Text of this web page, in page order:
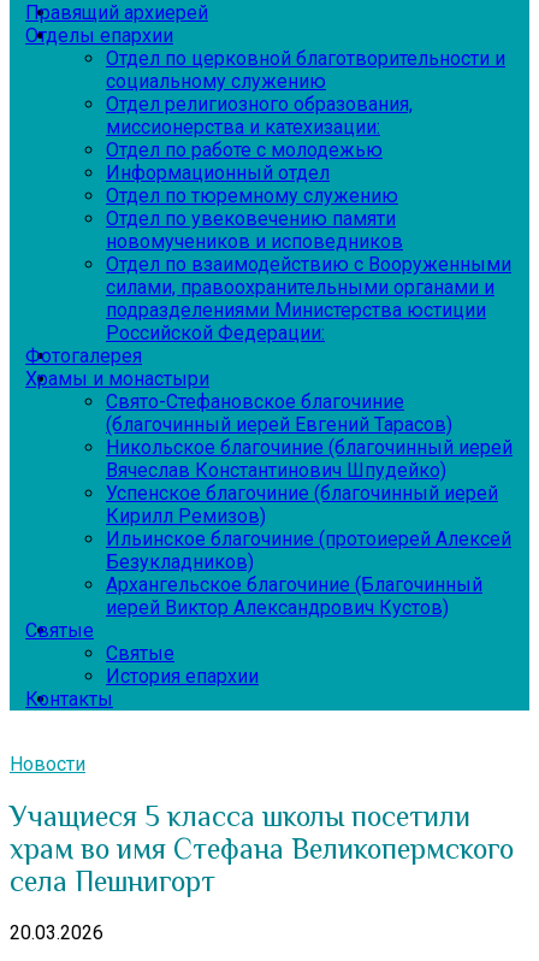
Правящий архиерей
Отделы епархии
Отдел по церковной благотворительности и
социальному служению
Отдел религиозного образования,
миссионерства и катехизации:
Отдел по работе с молодежью
Информационный отдел
Отдел по тюремному служению
Отдел по увековечению памяти
новомучеников и исповедников
Отдел по взаимодействию с Вооруженными
силами, правоохранительными органами и
подразделениями Министерства юстиции
Российской Федерации:
Фотогалерея
Храмы и монастыри
Свято-Стефановское благочиние
(благочинный иерей Евгений Тарасов)
Никольское благочиние (благочинный иерей
Вячеслав Константинович Шпудейко)
Успенское благочиние (благочинный иерей
Кирилл Ремизов)
Ильинское благочиние (протоиерей Алексей
Безукладников)
Архангельское благочиние (Благочинный
иерей Виктор Александрович Кустов)
Святые
Святые
История епархии
Контакты
Новости
Учащиеся 5 класса школы посетили
храм во имя Стефана Великопермского
села Пешнигорт
20.03.2026